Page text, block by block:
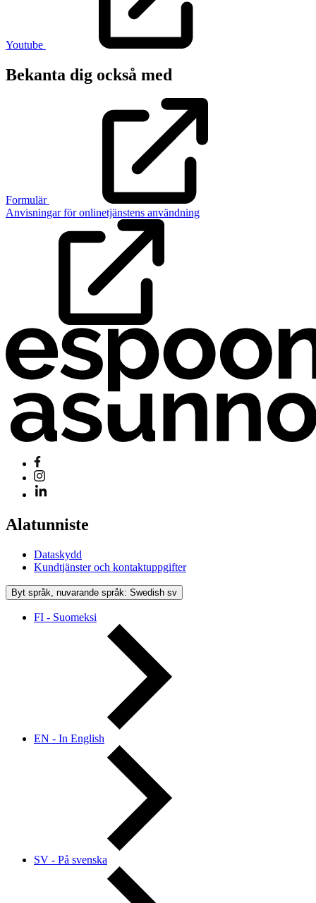
Youtube
Bekanta dig också med
Formulär
Anvisningar för onlinetjänstens användning
Alatunniste
Dataskydd
Kundtjänster och kontaktuppgifter
Byt språk, nuvarande språk: Swedish sv
FI - Suomeksi
EN - In English
SV - På svenska